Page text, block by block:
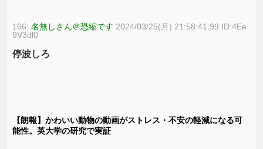
166:名無しさん＠恐縮です 2024/03/25(月) 21:58:41.99 ID:4Ee
9V3dl0
停波しろ
【朗報】かわいい動物の動画がストレス・不安の軽減になる可
能性。英大学の研究で実証